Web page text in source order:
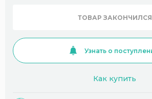
ТОВАР ЗАКОНЧИЛСЯ
Узнать о
Как купить